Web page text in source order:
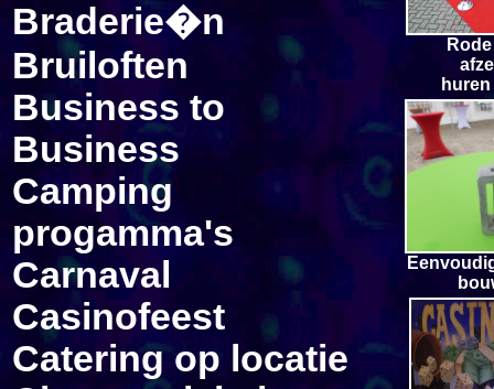
Braderie�n
Bruiloften
Business to
Business
Camping
progamma's
Carnaval
Casinofeest
Catering op locatie
R